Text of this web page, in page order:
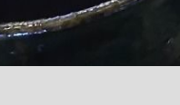
する。でも…」本田圭佑が初